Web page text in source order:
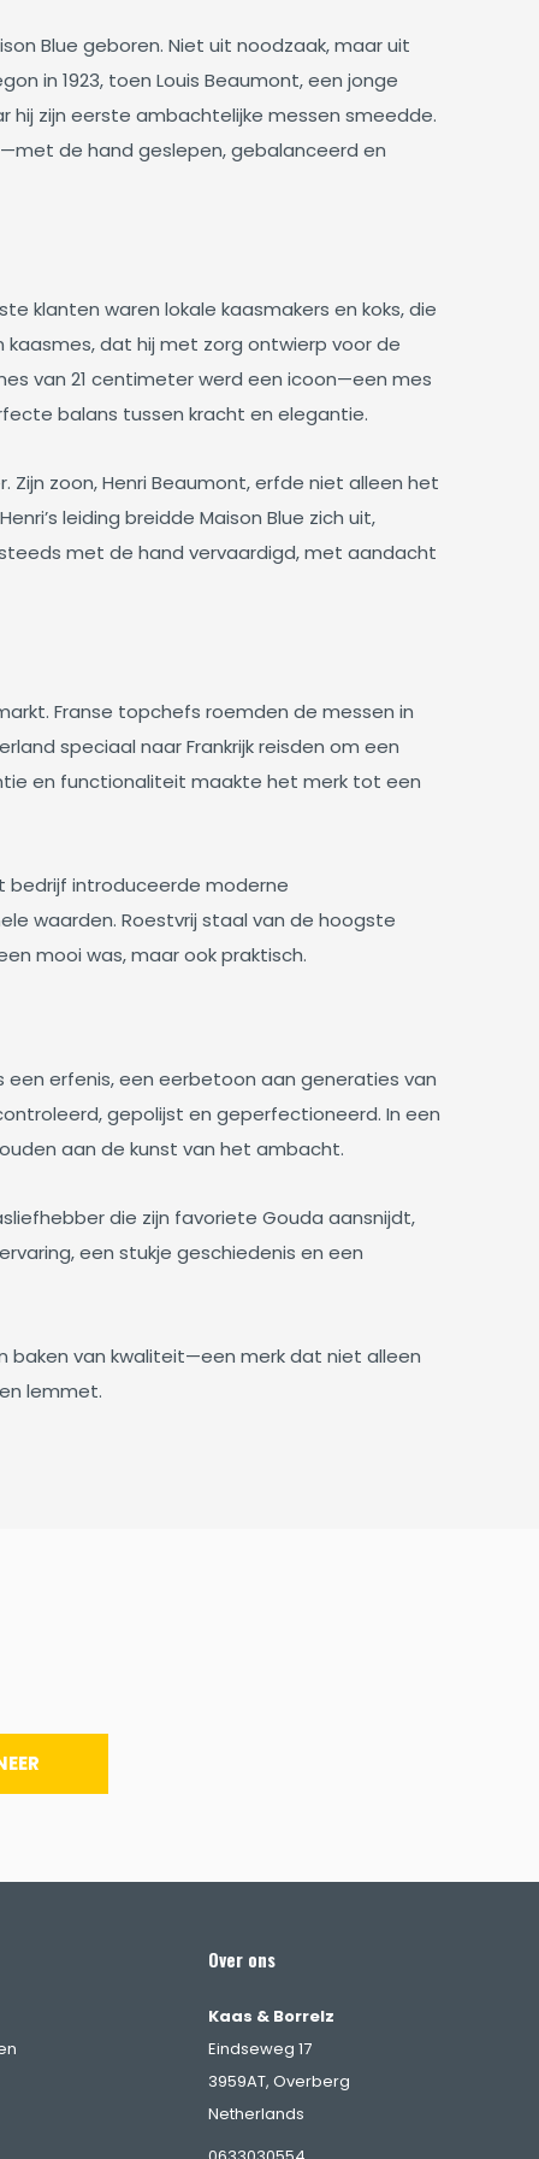
Blue geboren. Niet uit noodzaak, maar uit
in 1923, toen Louis Beaumont, een jonge
hij zijn eerste ambachtelijke messen smeedde.
de hand geslepen, gebalanceerd en
klanten waren lokale kaasmakers en koks, die
kaasmes, dat hij met zorg ontwierp voor de
van 21 centimeter werd een icoon—een mes
balans tussen kracht en elegantie.
zoon, Henri Beaumont, erfde niet alleen het
leiding breidde Maison Blue zich uit,
met de hand vervaardigd, met aandacht
Franse topchefs roemden de messen in
speciaal naar Frankrijk reisden om een
en functionaliteit maakte het merk tot een
bedrijf introduceerde moderne
waarden. Roestvrij staal van de hoogste
mooi was, maar ook praktisch.
een erfenis, een eerbetoon aan generaties van
gepolijst en geperfectioneerd. In een
aan de kunst van het ambacht.
die zijn favoriete Gouda aansnijdt,
een stukje geschiedenis en een
baken van kwaliteit—een merk dat niet alleen
lemmet.
Over ons
Kaas & Borrelz
Eindseweg 17
3959AT, Overberg
Netherlands